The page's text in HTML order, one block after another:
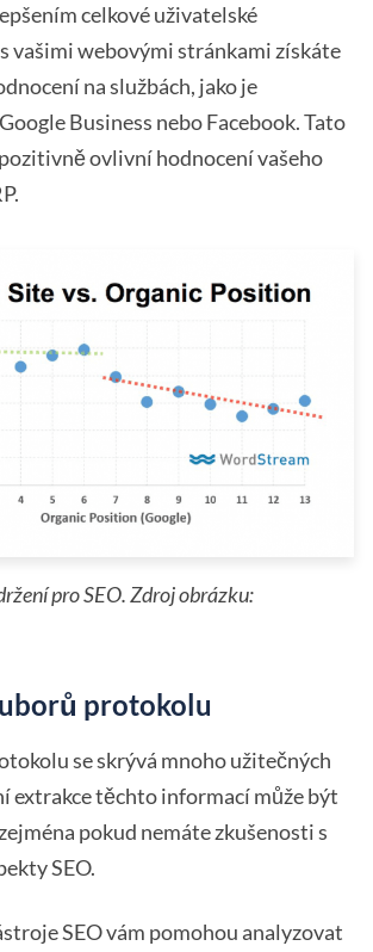
celkové uživatelské
vašimi webovými stránkami získáte
na službách, jako je
Business nebo Facebook. Tato
ovlivní hodnocení vašeho
pro SEO. Zdroj obrázku:
protokolu
se skrývá mnoho užitečných
extrakce těchto informací může být
pokud nemáte zkušenosti s
SEO.
SEO vám pomohou analyzovat